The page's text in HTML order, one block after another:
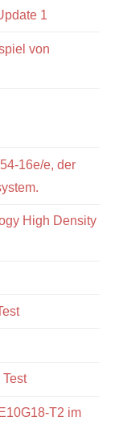
1
von
16e/e, der
High Density
T2 im